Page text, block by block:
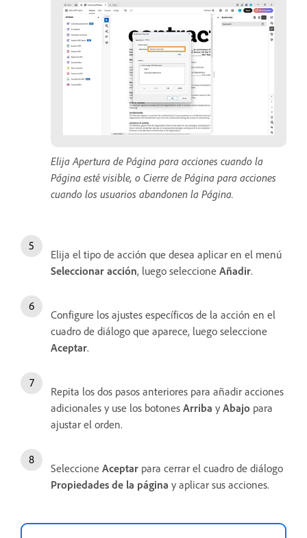
Elija Apertura de Página para acciones cuando la
Página esté visible, o Cierre de Página para acciones
cuando los usuarios abandonen la Página.
Elija el tipo de acción que desea aplicar en el menú
Seleccionar acción, luego seleccione Añadir.
Configure los ajustes específicos de la acción en el
cuadro de diálogo que aparece, luego seleccione
Aceptar.
Repita los dos pasos anteriores para añadir acciones
adicionales y use los botones Arriba y Abajo para
ajustar el orden.
Seleccione Aceptar para cerrar el cuadro de diálogo
Propiedades de la página y aplicar sus acciones.